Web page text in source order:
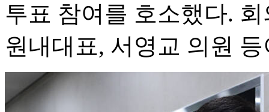
투표 참여를 호소했다.
원내대표, 서영교 의원